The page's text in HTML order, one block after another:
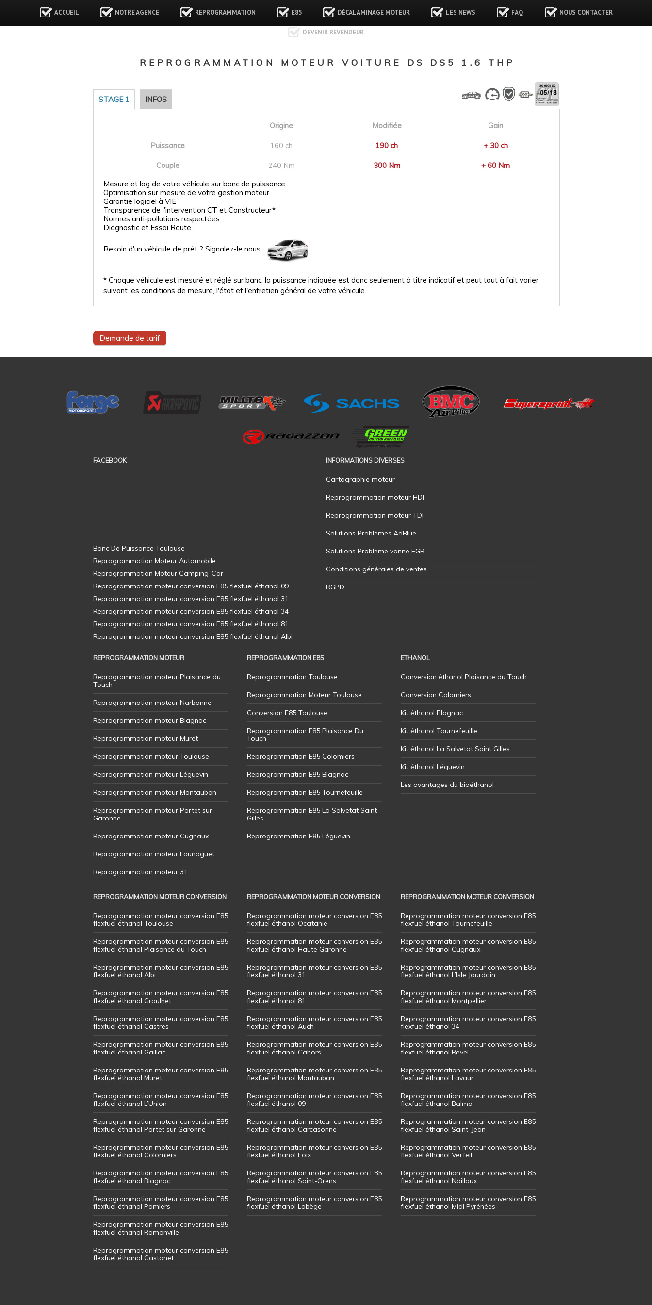
ACCUEIL NOTRE AGENCE REPROGRAMMATION E85 DÉCALAMINAGE MOTEUR LES NEWS FAQ NOUS CONTACTER
DEVENIR REVENDEUR
REPROGRAMMATION MOTEUR VOITURE DS DS5 1.6 THP
STAGE 1 INFOS
Origine Modifiée Gain
Puissance 160 ch 190 ch + 30 ch
Couple 240 Nm 300 Nm
+ 60 Nm
Mesure et log de votre véhicule sur banc de puissance
Optimisation sur mesure de votre gestion moteur
Garantie logiciel à VIE
Transparence de l'intervention CT et Constructeur*
Normes anti-pollutions respectées
Diagnostic et Essai Route
Besoin d'un véhicule de prêt ? Signalez-le nous.
* Chaque véhicule est mesuré et réglé sur banc, la puissance indiquée est donc seulement à titre indicatif et peut tout à fait varier
suivant les conditions de mesure, l'état et l'entretien général de votre véhicule.
Demande de tarif
FACEBOOK INFORMATIONS DIVERSES
Cartographie moteur
Reprogrammation moteur HDI
Reprogrammation moteur TDI
Solutions Problemes AdBlue
Solutions Probleme vanne EGR
Conditions générales de ventes
RGPD
REPROGRAMMATION MOTEUR
Reprogrammation moteur Plaisance du
Touch
Reprogrammation moteur Narbonne
Reprogrammation moteur Blagnac
Reprogrammation moteur Muret
Reprogrammation moteur Toulouse
Reprogrammation moteur Léguevin
Reprogrammation moteur Montauban
Reprogrammation moteur Portet sur
Garonne
Reprogrammation moteur Cugnaux
Reprogrammation moteur Launaguet
Reprogrammation moteur 31
REPROGRAMMATION E85
Reprogrammation Toulouse
Reprogrammation Moteur Toulouse
Conversion E85 Toulouse
Reprogrammation E85 Plaisance Du
Touch
Reprogrammation E85 Colomiers
Reprogrammation E85 Blagnac
Reprogrammation E85 Tournefeuille
Reprogrammation E85 La Salvetat Saint
Gilles
Reprogrammation E85 Léguevin
ETHANOL
Conversion éthanol Plaisance du Touch
Conversion Colomiers
Kit éthanol Blagnac
Kit éthanol Tournefeuille
Kit éthanol La Salvetat Saint Gilles
Kit éthanol Léguevin
Les avantages du bioéthanol
REPROGRAMMATION MOTEUR CONVERSION
Reprogrammation moteur conversion E85
flexfuel éthanol Toulouse
Reprogrammation moteur conversion E85
flexfuel éthanol Plaisance du Touch
Reprogrammation moteur conversion E85
flexfuel éthanol Albi
Reprogrammation moteur conversion E85
flexfuel éthanol Graulhet
Reprogrammation moteur conversion E85
flexfuel éthanol Castres
Reprogrammation moteur conversion E85
flexfuel éthanol Gaillac
Reprogrammation moteur conversion E85
flexfuel éthanol Muret
Reprogrammation moteur conversion E85
flexfuel éthanol L’Union
Reprogrammation moteur conversion E85
flexfuel éthanol Portet sur Garonne
Reprogrammation moteur conversion E85
flexfuel éthanol Colomiers
Reprogrammation moteur conversion E85
flexfuel éthanol Blagnac
Reprogrammation moteur conversion E85
flexfuel éthanol Pamiers
Reprogrammation moteur conversion E85
flexfuel éthanol Ramonville
Reprogrammation moteur conversion E85
flexfuel éthanol Castanet
REPROGRAMMATION MOTEUR CONVERSION
Reprogrammation moteur conversion E85
flexfuel éthanol Occitanie
Reprogrammation moteur conversion E85
flexfuel éthanol Haute Garonne
Reprogrammation moteur conversion E85
flexfuel éthanol 31
Reprogrammation moteur conversion E85
flexfuel éthanol 81
Reprogrammation moteur conversion E85
flexfuel éthanol Auch
Reprogrammation moteur conversion E85
flexfuel éthanol Cahors
Reprogrammation moteur conversion E85
flexfuel éthanol Montauban
Reprogrammation moteur conversion E85
flexfuel éthanol 09
Reprogrammation moteur conversion E85
flexfuel éthanol Carcasonne
Reprogrammation moteur conversion E85
flexfuel éthanol Foix
Reprogrammation moteur conversion E85
flexfuel éthanol Saint-Orens
Reprogrammation moteur conversion E85
flexfuel éthanol Labège
REPROGRAMMATION MOTEUR CONVERSION
Reprogrammation moteur conversion E85
flexfuel éthanol Tournefeuille
Reprogrammation moteur conversion E85
flexfuel éthanol Cugnaux
Reprogrammation moteur conversion E85
flexfuel éthanol L’Isle Jourdain
Reprogrammation moteur conversion E85
flexfuel éthanol Montpellier
Reprogrammation moteur conversion E85
flexfuel éthanol 34
Reprogrammation moteur conversion E85
flexfuel éthanol Revel
Reprogrammation moteur conversion E85
flexfuel éthanol Lavaur
Reprogrammation moteur conversion E85
flexfuel éthanol Balma
Reprogrammation moteur conversion E85
flexfuel éthanol Saint-Jean
Reprogrammation moteur conversion E85
flexfuel éthanol Verfeil
Reprogrammation moteur conversion E85
flexfuel éthanol Nailloux
Reprogrammation moteur conversion E85
flexfuel éthanol Midi Pyrénées
Banc De Puissance Toulouse
Reprogrammation Moteur Automobile
Reprogrammation Moteur Camping-Car
Reprogrammation moteur conversion E85 flexfuel éthanol 09
Reprogrammation moteur conversion E85 flexfuel éthanol 31
Reprogrammation moteur conversion E85 flexfuel éthanol 34
Reprogrammation moteur conversion E85 flexfuel éthanol 81
Reprogrammation moteur conversion E85 flexfuel éthanol Albi